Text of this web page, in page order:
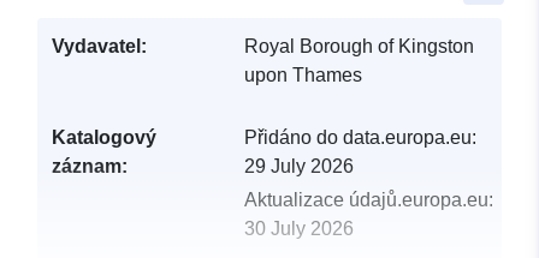
Vydavatel:
Royal Borough of Kingston
upon Thames
Katalogový
záznam:
Přidáno do data.europa.eu:
29 July 2026
Aktualizace údajů.europa.eu:
30 July 2026